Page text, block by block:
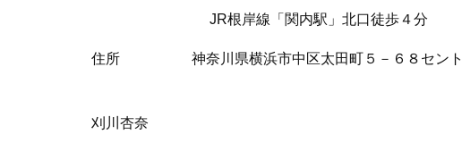
JR根岸線「関内駅」北口徒歩４分
住所 神奈川県横浜市中区太田町５－６８セント
刈川杏奈